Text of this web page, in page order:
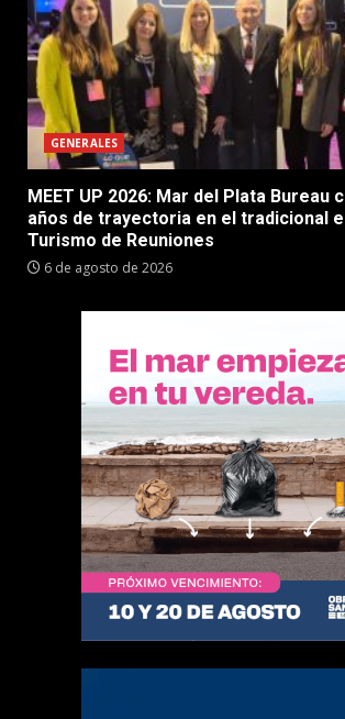
GENERALES
MEET UP 2026: Mar del Plata Bureau
años de trayectoria en el tradicional
Turismo de Reuniones
6 de agosto de 2026